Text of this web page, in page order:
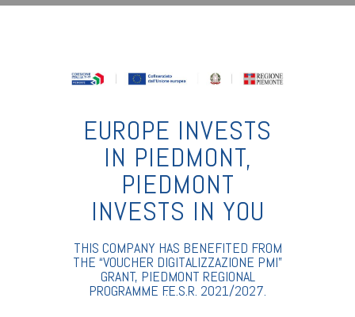
EUROPE INVESTS
IN PIEDMONT,
PIEDMONT
INVESTS IN YOU
THIS COMPANY HAS BENEFITED FROM
THE “VOUCHER DIGITALIZZAZIONE PMI”
GRANT, PIEDMONT REGIONAL
PROGRAMME F.E.S.R. 2021/2027.